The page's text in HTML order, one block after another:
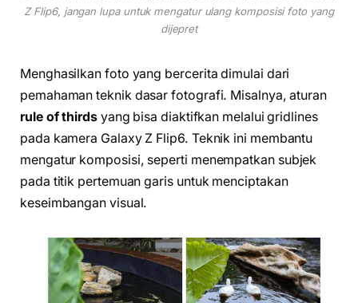
Z Flip6, jangan lupa untuk mengatur ulang komposisi foto yang
dijepret
Menghasilkan foto yang bercerita dimulai dari
pemahaman teknik dasar fotografi. Misalnya, aturan
rule of thirdsyang bisa diaktifkan melalui gridlines
pada kamera Galaxy Z Flip6. Teknik ini membantu
mengatur komposisi, seperti menempatkan subjek
pada titik pertemuan garis untuk menciptakan
keseimbangan visual.